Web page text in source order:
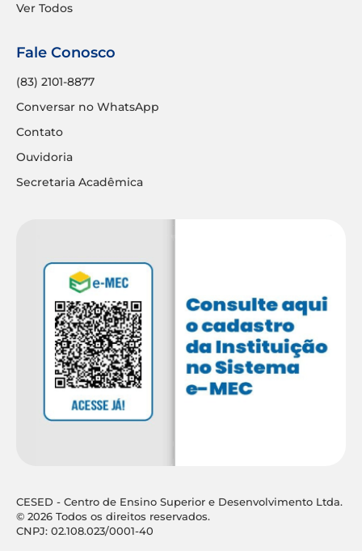
Ver Todos
Fale Conosco
(83) 2101-8877
Conversar no WhatsApp
Contato
Ouvidoria
Secretaria Acadêmica
CESED - Centro de Ensino Superior e Desenvolvimento Ltda.
© 2026 Todos os direitos reservados.
CNPJ: 02.108.023/0001-40